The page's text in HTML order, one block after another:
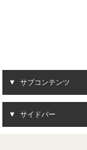
サブコンテンツ
サイドバー